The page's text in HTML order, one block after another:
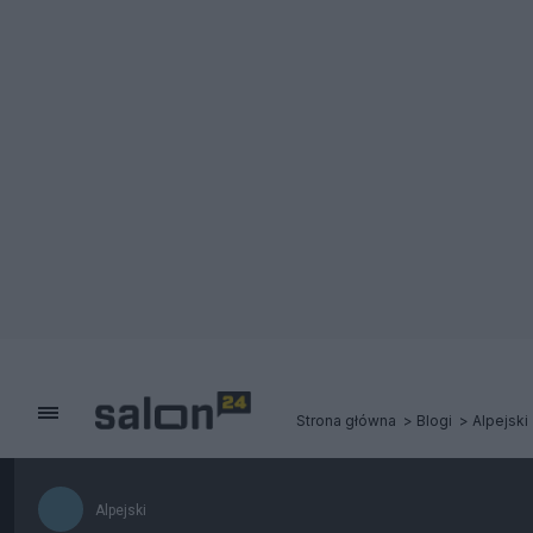
Strona główna Blogi Alpejski
Alpejski